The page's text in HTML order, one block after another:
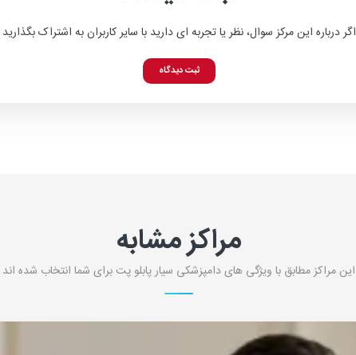
اگر درباره این مرکز سوال، نظر یا تجربه ای دارید با سایر کاربران به اشتراک بگذارید
ثبت دیدگاه
مراکز مشابه
این مراکز مطابق با ویژگی های دامپزشکی سیار پابلو پت برای شما انتخاب شده اند